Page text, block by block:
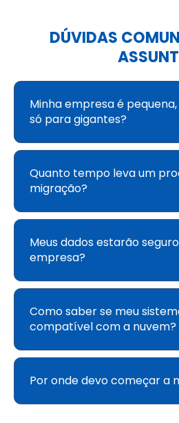
DÚVIDAS
Minha empresa é
só para gigantes?
Quanto tempo leva um
migração?
Meus dados estarão
empresa?
Como saber se meu
compatível com a nuvem?
Por onde devo começar a